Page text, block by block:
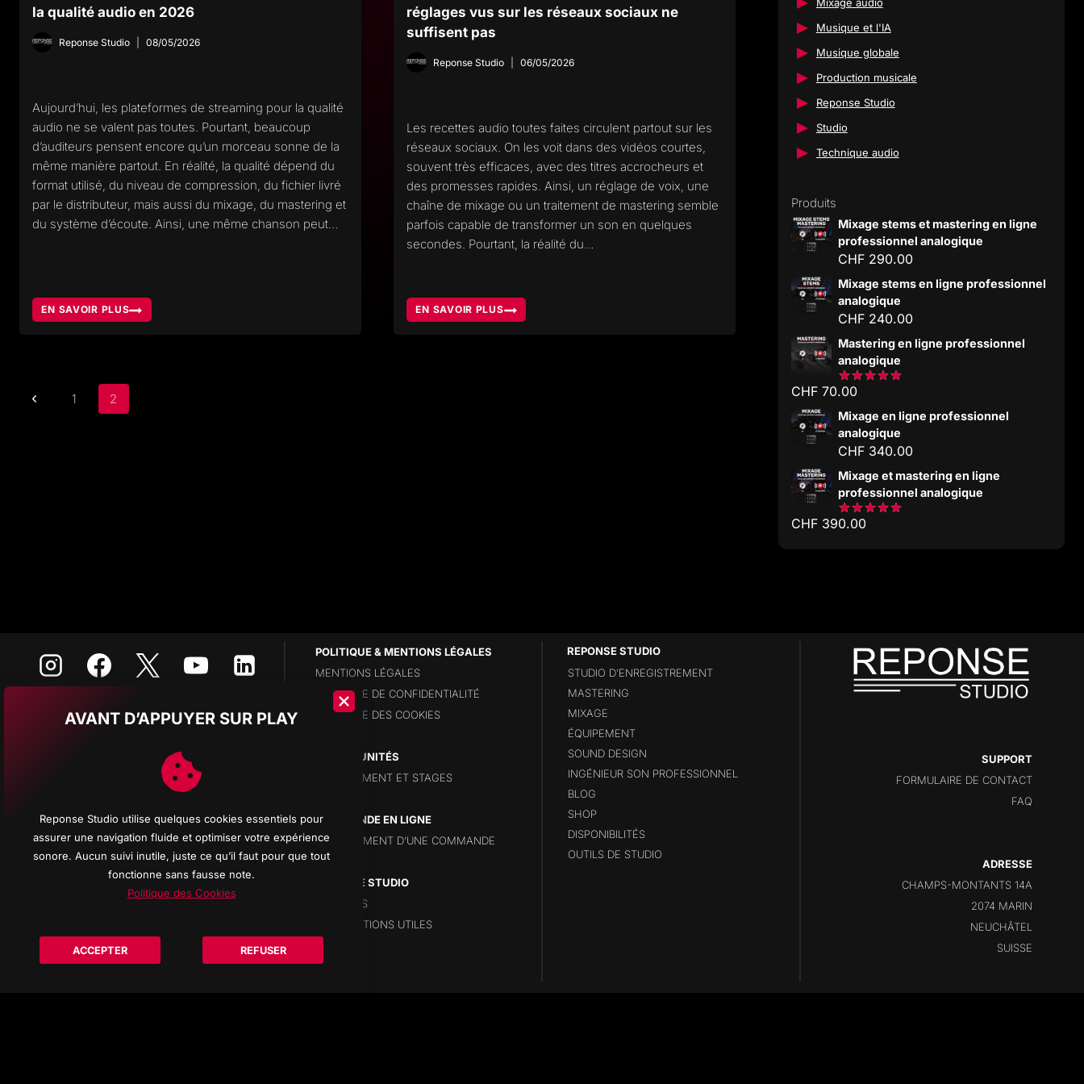
la qualité audio en 2026
Reponse Studio 08/05/2026
Aujourd’hui, les plateformes de streaming pour la qualité
audio ne se valent pas toutes. Pourtant, beaucoup
d’auditeurs pensent encore qu’un morceau sonne de la
même manière partout. En réalité, la qualité dépend du
format utilisé, du niveau de compression, du fichier livré
par le distributeur, mais aussi du mixage, du mastering et
du système d’écoute. Ainsi, une même chanson peut…
EN SAVOIR PLUS
LES
MEILLEURES
réglages vus sur les réseaux sociaux ne
suffisent pas
Reponse Studio 06/05/2026
Les recettes audio toutes faites circulent partout sur les
réseaux sociaux. On les voit dans des vidéos courtes,
souvent très efficaces, avec des titres accrocheurs et
des promesses rapides. Ainsi, un réglage de voix, une
chaîne de mixage ou un traitement de mastering semble
parfois capable de transformer un son en quelques
secondes. Pourtant, la réalité du…
EN SAVOIR PLUS
RECETTES
AUDIO
Navigation
Page
1 2
Mixage audio
Musique et l'IA
Musique globale
Production musicale
Reponse Studio
Studio
Technique audio
Produits
Mixage stems et mastering en ligne
professionnel analogique
CHF290.00
Mixage stems en ligne professionnel
analogique
CHF240.00
Mastering en ligne professionnel
analogique
Note
CHF70.00
Mixage en ligne professionnel
analogique
CHF340.00
Mixage et mastering en ligne
professionnel analogique
Note
CHF390.00
POLITIQUE & MENTIONS LÉGALES
MENTIONS LÉGALES
POLITIQUE DE CONFIDENTIALITÉ
POLITIQUE DES COOKIES
OPPORTUNITÉS
RECRUTEMENT ET STAGES
COMMANDE EN LIGNE
DÉROULEMENT D’UNE COMMANDE
REPONSE STUDIO
À PROPOS
INFORMATIONS UTILES
STUDIO D’ENREGISTREMENT
MASTERING
MIXAGE
ÉQUIPEMENT
SOUND DESIGN
INGÉNIEUR SON PROFESSIONNEL
BLOG
SHOP
DISPONIBILITÉS
OUTILS DE STUDIO
SUPPORT
FORMULAIRE DE CONTACT
FAQ
ADRESSE
CHAMPS-MONTANTS 14A
2074 MARIN
NEUCHÂTEL
SUISSE
AVANT D’APPUYER SUR PLAY
Reponse Studio utilise quelques cookies essentiels pour
assurer une navigation fluide et optimiser votre expérience
sonore. Aucun suivi inutile, juste ce qu’il faut pour que tout
fonctionne sans fausse note.
Politique des Cookies
ACCEPTER REFUSER